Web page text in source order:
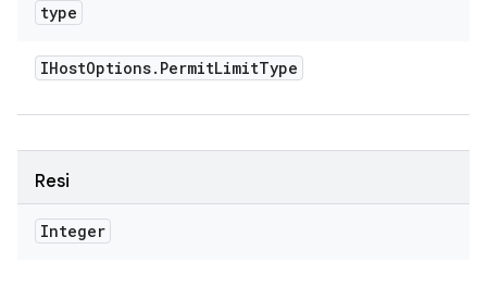
type
IHostOptions. PermitLimitType
Resi
Integer